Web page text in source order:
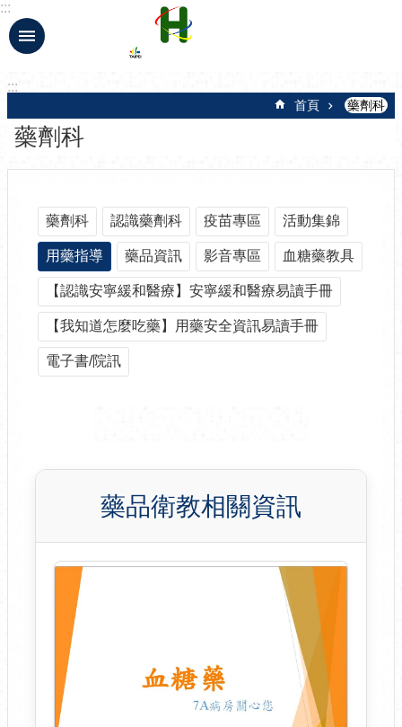
跳到主要內容區塊
:::
:::
首頁 藥劑科
藥劑科
藥劑科 認識藥劑科 疫苗專區 活動集錦
用藥指導 藥品資訊 影音專區 血糖藥教具
【認識安寧緩和醫療】安寧緩和醫療易讀手冊
【我知道怎麼吃藥】用藥安全資訊易讀手冊
電子書/院訊
藥品衛教相關資訊